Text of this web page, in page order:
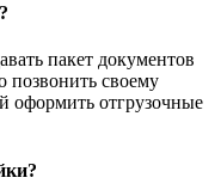
пакет документов
позвонить своему
оформить отгрузочные